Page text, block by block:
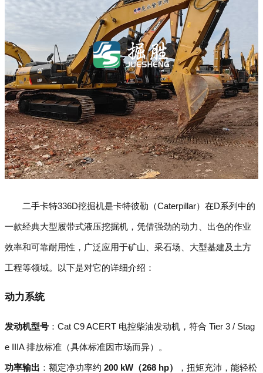
二手卡特336D挖掘机是卡特彼勒（Caterpillar）在D系列中的
一款经典大型履带式液压挖掘机，凭借强劲的动力、出色的作业
效率和可靠耐用性，广泛应用于矿山、采石场、大型基建及土方
工程等领域。以下是对它的详细介绍：
动力系统
发动机型号 ：Cat C9 ACERT 电控柴油发动机，符合 Tier 3 / Stag
e IIIA 排放标准（具体标准因市场而异）。
功率输出 ：额定净功率约 200 kW（268 hp） ，扭矩充沛，能轻松